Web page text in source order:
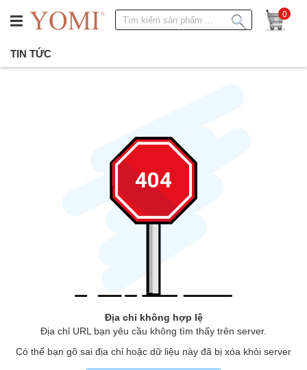
0
TIN TỨC
Địa chỉ không hợp lệ
Địa chỉ URL bạn yêu cầu không tìm thấy trên server.
Có thể bạn gõ sai địa chỉ hoặc dữ liệu này đã bị xóa khỏi server